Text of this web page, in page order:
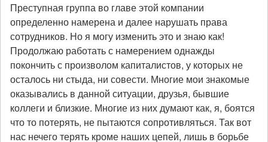
Преступная группа во главе этой компании
определенно намерена и далее нарушать права
сотрудников. Но я могу изменить это и знаю как!
Продолжаю работать с намерением однажды
покончить с произволом капиталистов, у которых не
осталось ни стыда, ни совести. Многие мои знакомые
оказывались в данной ситуации, друзья, бывшие
коллеги и близкие. Многие из них думают как, я, боятся
что то потерять, не пытаются сопротивляться. Так вот
нас нечего терять кроме наших цепей, лишь в борьбе